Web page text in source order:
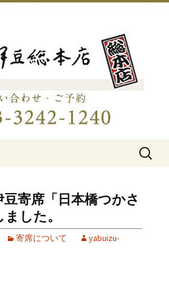
蕎麦屋「藪伊豆総
検
豆寄席「日本橋つかさ
した。
寄席について
yabuizu-